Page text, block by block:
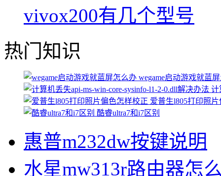
vivox200有几个型号
热门知识
wegame启动游戏就蓝
计
爱普生l805打印照
酷睿ultra7和i7区别
惠普m232dw按键说明
水星mw313r路由器怎